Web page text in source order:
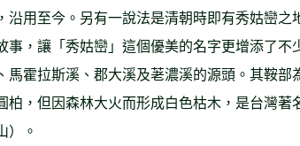
用至今。另有一說法是清朝時即有秀姑巒之
，讓「秀姑巒」這個優美的名字更增添了不
霍拉斯溪、郡大溪及荖濃溪的源頭。其鞍部
，但因森林大火而形成白色枯木，是台灣著
）。